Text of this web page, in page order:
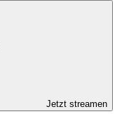
Jetzt streamen